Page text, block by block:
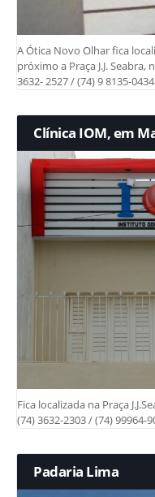
A Ótica Novo Olhar fica
próximo a Praça J.J.
3632- 2527 / (74) 9 8135-
Clínica IOM, em
Fica localizada na Praça
(74) 3632-2303 / (74) 99964-
Padaria Lima